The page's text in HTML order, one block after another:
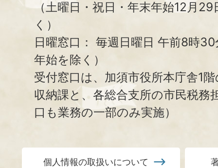
（土曜日・祝日・年末年始12月
く）
日曜窓口： 毎週日曜日 午前8時
年始を除く）
受付窓口は、加須市役所本庁舎1
収納課と、 各総合支所の市民税務
口も業務の一部のみ実施）
個人情報の取扱いについて